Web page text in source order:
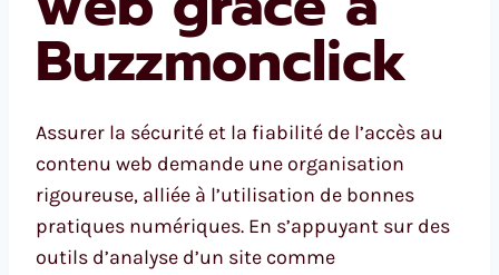
Buzzmonclick
Assurer la sécurité et la fiabilité de l’accès au
contenu web demande une organisation
rigoureuse, alliée à l’utilisation de bonnes
pratiques numériques. En s’appuyant sur des
outils d’analyse d’un site comme